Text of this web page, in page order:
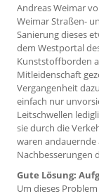
Andreas Weimar
Weimar Straßen-
Sanierung dieses
dem Westportal
Kunststoffborden
Mitleidenschaft
Vergangenheit
einfach nur
Leitschwellen
sie durch die
waren
Nachbesserungen
Gute Lösung:
Um dieses